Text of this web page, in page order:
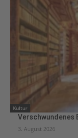
Kultur
Verschwundenes
3. August 2026